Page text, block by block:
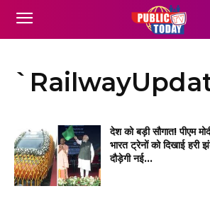
देश को बड़ी सौगात! पीएम
भारत ट्रेनों को दिखाई
दौड़ेगी नई...